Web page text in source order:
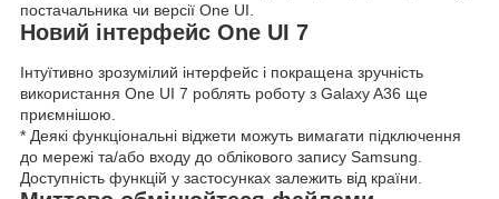
постачальника чи версії One UI.
Новий інтерфейс One UI 7
Інтуїтивно зрозумілий інтерфейс і покращена зручність
використання One UI 7 роблять роботу з Galaxy A36 ще
приємнішою.
* Деякі функціональні віджети можуть вимагати підключення
до мережі та/або входу до облікового запису Samsung.
Доступність функцій у застосунках залежить від країни.